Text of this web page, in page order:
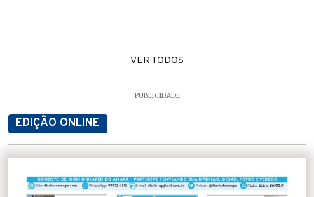
VER TODOS
PUBLICIDADE
EDIÇÃO ONLINE